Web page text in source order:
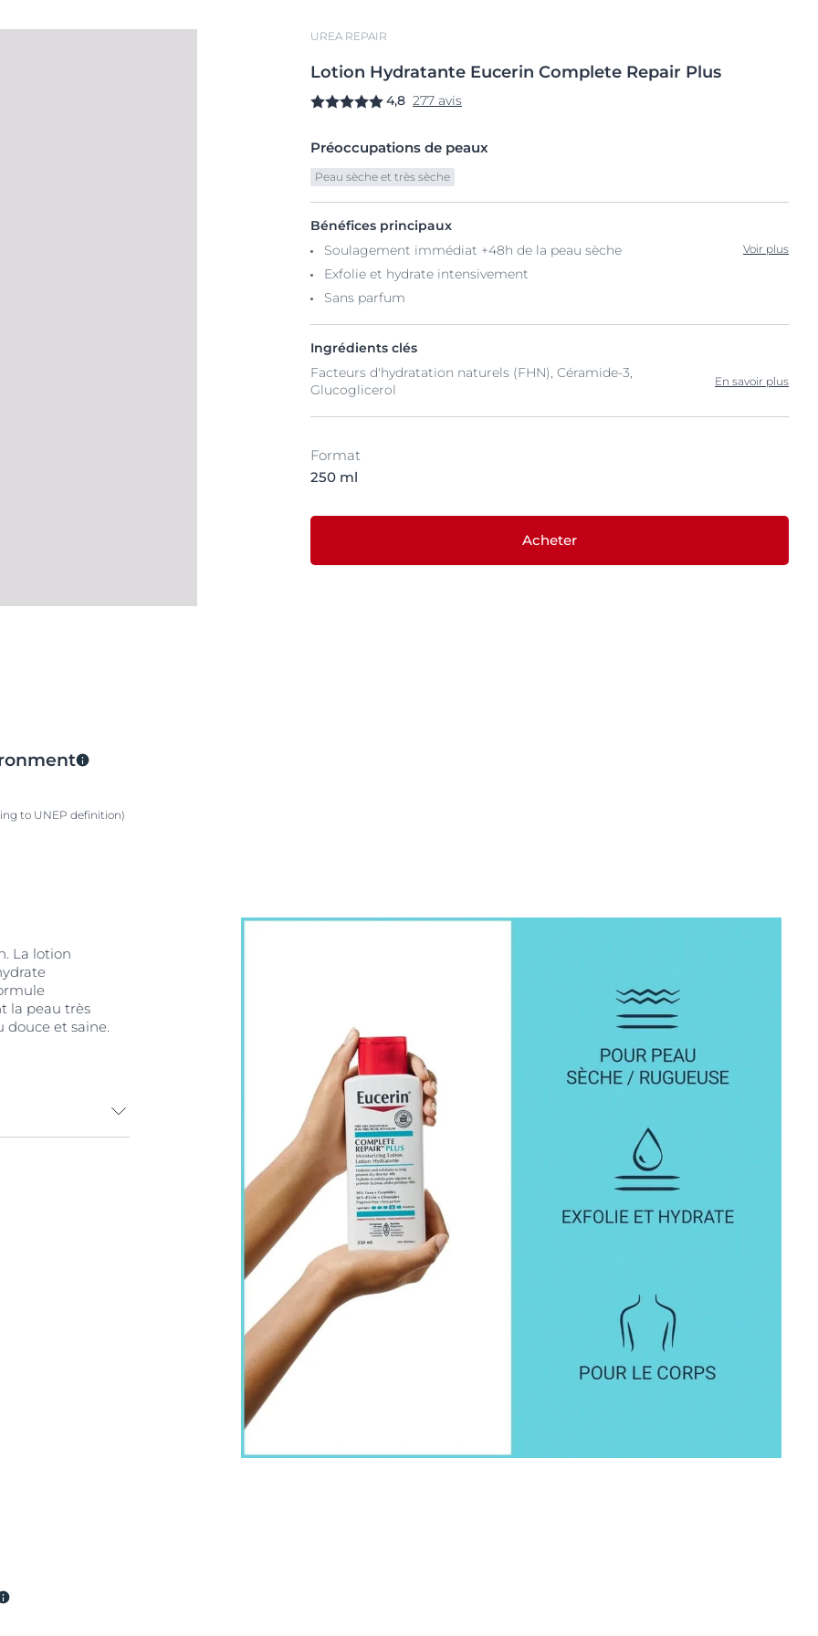
UREA REPAIR
Lotion Hydratante Eucerin Complete Repair Plus
4,8 277 avis
Préoccupations de peaux
Peau sèche et très sèche
Bénéfices principaux
Soulagement immédiat +48h de la peau sèche
Exfolie et hydrate intensivement
Sans parfum
Voir plus
Ingrédients clés
Facteurs d'hydratation naturels (FHN), Céramide-3,
Glucoglicerol
En savoir plus
Format
250 ml
Acheter
to UNEP definition)
La lotion
la peau très
douce et saine.